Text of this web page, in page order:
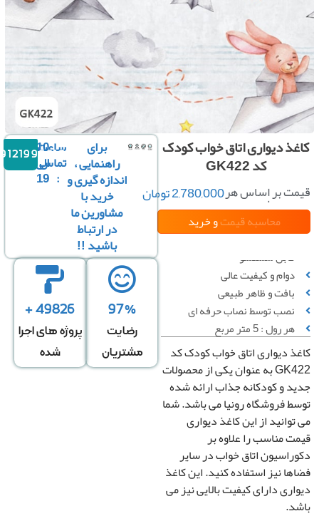
دیواری اتاق خواب کودک
بر اساس هر
رول : 2,780,000تومان
قابل شستشو
دوام و کیفیت عالی
بافت و ظاهر طبیعی
نصب توسط نصاب حرفه ای
هر رول : 5 متر مربع
محاسبه قیمتو خرید
رول
محاسبه بر
اساس متراژ
دیوار
محاسبه بر
اساس متراژ
منزل
تعداد رول
قیمت کل
0تومان
رزرو
دیواری اتاق خواب کودک کد
GK422 به عنوان یکی از محصولات
و کودکانه جذاب ارائه شده
فروشگاه رونیا می باشد. شما
از این کاغذ دیواری
مناسب را علاوه بر
اتاق خواب در سایر
نیز استفاده کنید. این کاغذ
دارای کیفیت بالایی نیز می
برای
راهنمایی ،
اندازه گیری و
خرید با
مشاورین ما
در ارتباط
باشید !!
ساعت
تماس
:
10
الی
19
09121996816
97%
رضایت
مشتریان
49826 +
پروژه های اجرا